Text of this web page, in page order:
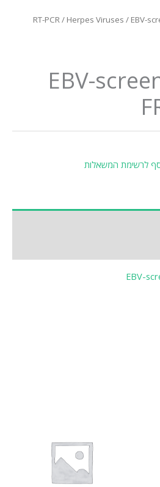
RT-PCR/ Herpes Viruses / EBV-
EBV-
לרשימת המשאלות
EBV-